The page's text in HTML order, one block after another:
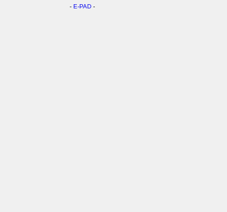
- E-PAD -